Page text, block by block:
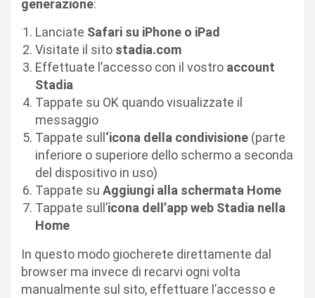
generazione:
Lanciate Safari su iPhone o iPad
Visitate il sito stadia.com
Effettuate l’accesso con il vostro account
Stadia
Tappate su OK quando visualizzate il
messaggio
Tappate sull‘icona della condivisione (parte
inferiore o superiore dello schermo a seconda
del dispositivo in uso)
Tappate su Aggiungi alla schermata Home
Tappate sull’icona dell’app web Stadia nella
Home
In questo modo giocherete direttamente dal
browser ma invece di recarvi ogni volta
manualmente sul sito, effettuare l’accesso e